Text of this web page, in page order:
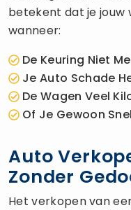
betekent dat je jouw
wanneer:
De Keuring Niet
Je Auto Schade
De Wagen Veel
Of Je Gewoon
Auto
Zonder
Het verkopen van